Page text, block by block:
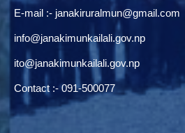
E-mail :- janakiruralmun@gmail.com
info@janakimunkailali.gov.np
ito@janakimunkailali.gov.np
Contact :- 091-500077